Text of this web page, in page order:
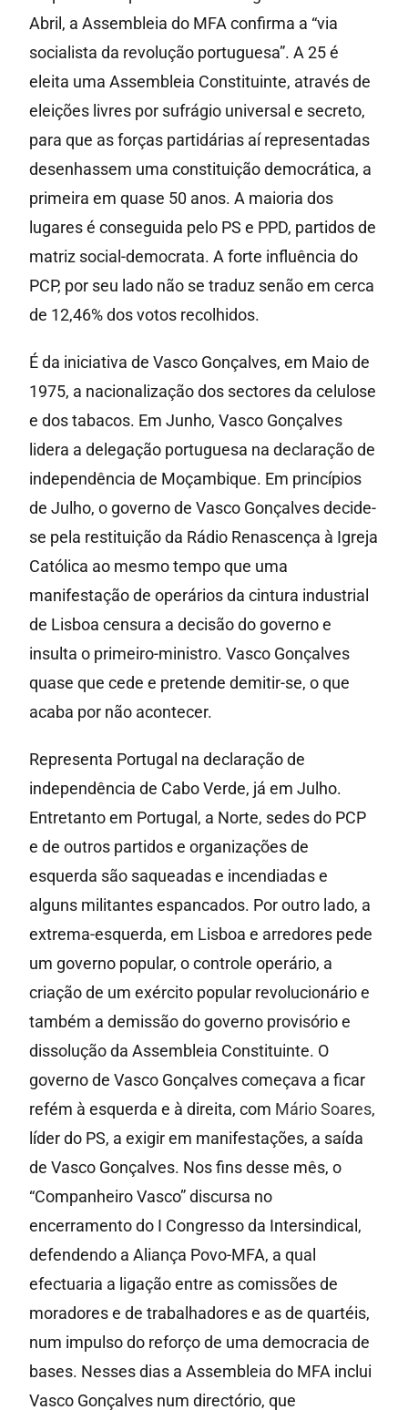
Abril, a Assembleia do MFA confirma a “via
socialista da revolução portuguesa”. A 25 é
eleita uma Assembleia Constituinte, através de
eleições livres por sufrágio universal e secreto,
para que as forças partidárias aí representadas
desenhassem uma constituição democrática, a
primeira em quase 50 anos. A maioria dos
lugares é conseguida pelo PS e PPD, partidos de
matriz social-democrata. A forte influência do
PCP, por seu lado não se traduz senão em cerca
de 12,46% dos votos recolhidos.
É da iniciativa de Vasco Gonçalves, em Maio de
1975, a nacionalização dos sectores da celulose
e dos tabacos. Em Junho, Vasco Gonçalves
lidera a delegação portuguesa na declaração de
independência de Moçambique. Em princípios
de Julho, o governo de Vasco Gonçalves decide-
se pela restituição da Rádio Renascença à Igreja
Católica ao mesmo tempo que uma
manifestação de operários da cintura industrial
de Lisboa censura a decisão do governo e
insulta o primeiro-ministro. Vasco Gonçalves
quase que cede e pretende demitir-se, o que
acaba por não acontecer.
Representa Portugal na declaração de
independência de Cabo Verde, já em Julho.
Entretanto em Portugal, a Norte, sedes do PCP
e de outros partidos e organizações de
esquerda são saqueadas e incendiadas e
alguns militantes espancados. Por outro lado, a
extrema-esquerda, em Lisboa e arredores pede
um governo popular, o controle operário, a
criação de um exército popular revolucionário e
também a demissão do governo provisório e
dissolução da Assembleia Constituinte. O
governo de Vasco Gonçalves começava a ficar
refém à esquerda e à direita, com Mário Soares,
líder do PS, a exigir em manifestações, a saída
de Vasco Gonçalves. Nos fins desse mês, o
“Companheiro Vasco” discursa no
encerramento do I Congresso da Intersindical,
defendendo a Aliança Povo-MFA, a qual
efectuaria a ligação entre as comissões de
moradores e de trabalhadores e as de quartéis,
num impulso do reforço de uma democracia de
bases. Nesses dias a Assembleia do MFA inclui
Vasco Gonçalves num directório, que